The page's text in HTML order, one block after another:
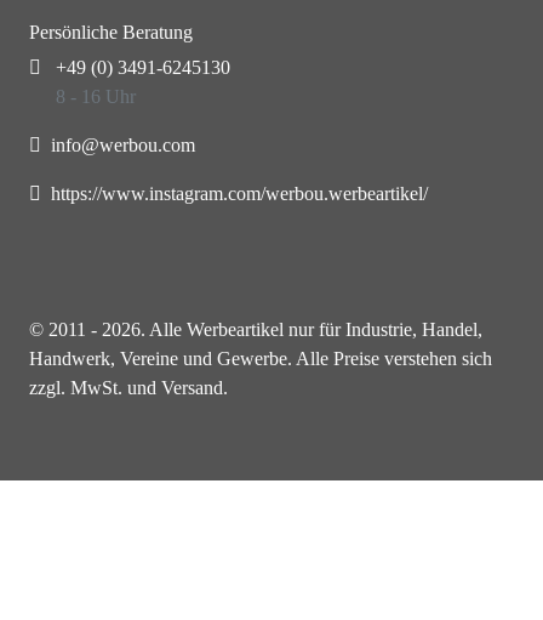
Persönliche Beratung
+49 (0) 3491-6245130
8 - 16 Uhr
info@werbou.com
https://www.instagram.com/werbou.werbeartikel/
© 2011 - 2026. Alle Werbeartikel nur für Industrie, Handel,
Handwerk, Vereine und Gewerbe. Alle Preise verstehen sich
zzgl. MwSt. und Versand.